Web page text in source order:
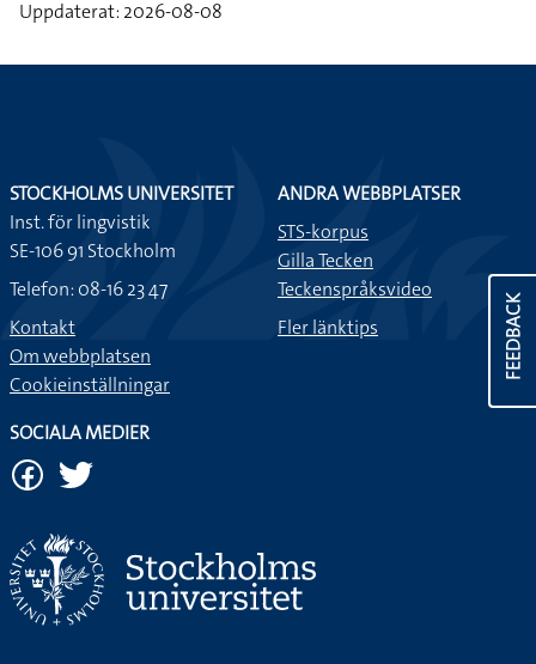
Teckenformen kan också betyda
FEEDBACK
STOCKHOLMS UNIVERSITET
Inst. för lingvistik
SE-106 91 Stockholm
Telefon: 08-16 23 47
Kontakt
Om webbplatsen
ANDRA WEBBPLATSER
STS-korpus
Gilla Tecken
Teckenspråksvideo
SOCIALA MEDIER